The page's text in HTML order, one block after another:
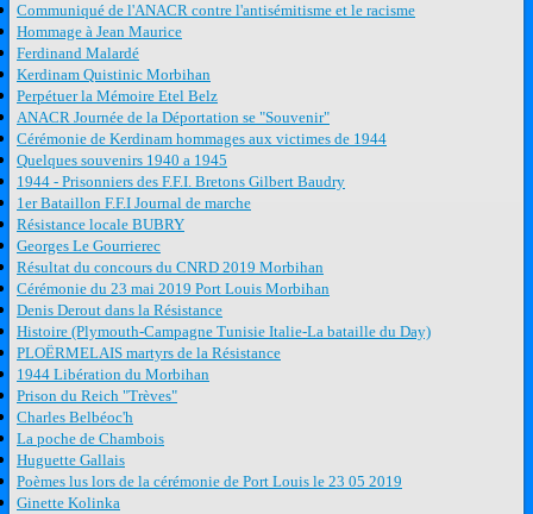
Communiqué de l'ANACR contre l'antisémitisme et le racisme
Hommage à Jean Maurice
Ferdinand Malardé
Kerdinam Quistinic Morbihan
Perpétuer la Mémoire Etel Belz
ANACR Journée de la Déportation se "Souvenir"
Cérémonie de Kerdinam hommages aux victimes de 1944
Quelques souvenirs 1940 a 1945
1944 - Prisonniers des F.F.I. Bretons Gilbert Baudry
1er Bataillon F.F.I Journal de marche
Résistance locale BUBRY
Georges Le Gourrierec
Résultat du concours du CNRD 2019 Morbihan
Cérémonie du 23 mai 2019 Port Louis Morbihan
Denis Derout dans la Résistance
Histoire (Plymouth-Campagne Tunisie Italie-La bataille du Day)
PLOËRMELAIS martyrs de la Résistance
1944 Libération du Morbihan
Prison du Reich "Trèves"
Charles Belbéoc'h
La poche de Chambois
Huguette Gallais
Poèmes lus lors de la cérémonie de Port Louis le 23 05 2019
Ginette Kolinka